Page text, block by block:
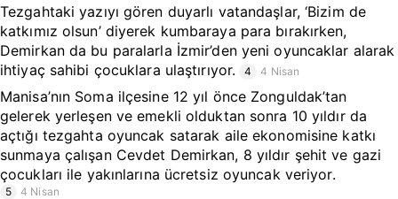
Tezgahtaki yazıyı gören duyarlı vatandaşlar, ‘Bizim de
katkımız olsun’ diyerek kumbaraya para bırakırken,
Demirkan da bu paralarla İzmir’den yeni oyuncaklar alarak
ihtiyaç sahibi çocuklara ulaştırıyor.
4 4 Nisan
Manisa’nın Soma ilçesine 12 yıl önce Zonguldak’tan
gelerek yerleşen ve emekli olduktan sonra 10 yıldır da
açtığı tezgahta oyuncak satarak aile ekonomisine katkı
sunmaya çalışan Cevdet Demirkan, 8 yıldır şehit ve gazi
çocukları ile yakınlarına ücretsiz oyuncak veriyor.
5 4 Nisan